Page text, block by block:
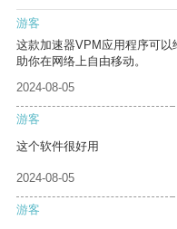
游客
这款加速器VPM应用程序可
助你在网络上自由移动。
2024-08-05
游客
这个软件很好用
2024-08-05
游客